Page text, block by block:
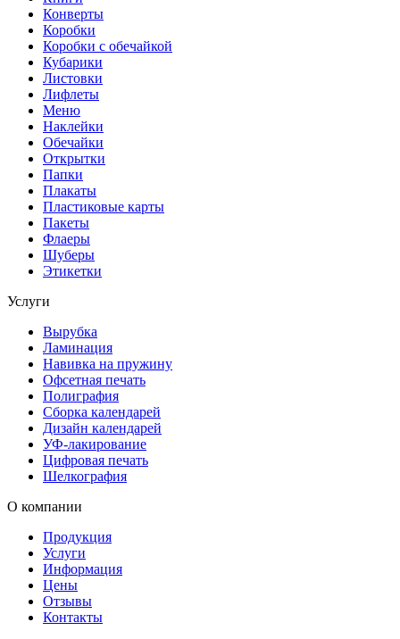
Конверты
Коробки
Коробки с обечайкой
Кубарики
Листовки
Лифлеты
Меню
Наклейки
Обечайки
Открытки
Папки
Плакаты
Пластиковые карты
Пакеты
Флаеры
Шуберы
Этикетки
Услуги
Вырубка
Ламинация
Навивка на пружину
Офсетная печать
Полиграфия
Сборка календарей
Дизайн календарей
УФ-лакирование
Цифровая печать
Шелкография
О компании
Продукция
Услуги
Информация
Цены
Отзывы
Контакты